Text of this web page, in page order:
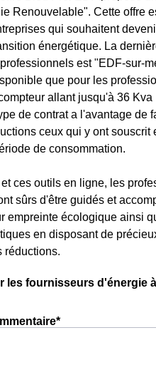
Renouvelable". Cette offre
qui souhaitent
énergétique. La
est "EDF-sur-
que pour les
allant jusqu'à 36 Kva
de contrat a l'avantage de
ceux qui y ont souscrit
de consommation.
ces outils en ligne, les
sûrs d'être guidés et
empreinte écologique ainsi
en disposant de
réductions.
les fournisseurs d'énergie à